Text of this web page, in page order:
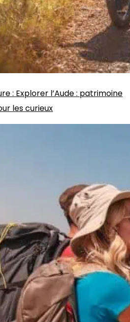
: Explorer l’Aude : patrimoine
les curieux